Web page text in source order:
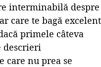
interminabilă despre
care te bagă excelent
primele câteva
descrieri
care nu prea se